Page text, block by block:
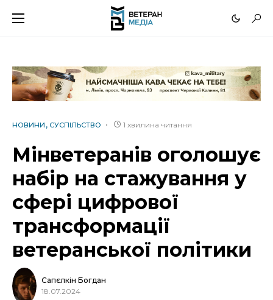
НОВИНИ СУСПІЛЬСТВО 1 хвилина читання
Мінветеранів оголошує
набір на стажування у
сфері цифрової
трансформації
ветеранської політики
Сапєлкін Богдан
18.07.2024